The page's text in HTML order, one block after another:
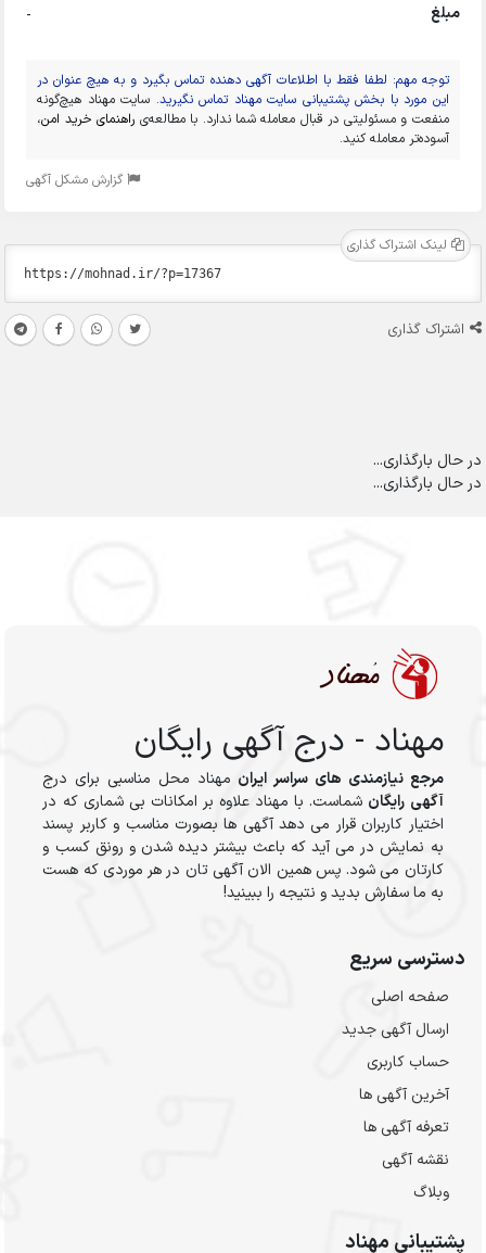
مبلغ -
توجه مهم: لطفا فقط با اطلاعات آگهی دهنده تماس بگیرد و به هیچ عنوان در
این مورد با بخش پشتیبانی سایت مهناد تماس نگیرید. سایت مهناد هیچ‌گونه
منفعت و مسئولیتی در قبال معامله شما ندارد. با مطالعه‌ی راهنمای خرید امن،
آسوده‌تر معامله کنید.
گزارش مشکل آگهی
لینک اشتراک گذاری
اشتراک گذاری
در حال بارگذاری...
در حال بارگذاری...
مهناد - درج آگهی رایگان
مرجع نیازمندی های سراسر ایران مهناد محل مناسبی برای درج
آگهی رایگان شماست. با مهناد علاوه بر امکانات بی شماری که در
اختیار کاربران قرار می دهد آگهی ها بصورت مناسب و کاربر پسند
به نمایش در می آید که باعث بیشتر دیده شدن و رونق کسب و
کارتان می شود. پس همین الان آگهی تان در هر موردی که هست
به ما سفارش بدید و نتیجه را ببینید!
دسترسی سریع
صفحه اصلی
ارسال‌ آگهی جدید
حساب کاربری
آخرین آگهی ها
تعرفه آگهی ها
نقشه آگهی
وبلاگ
پشتیبانی مهناد